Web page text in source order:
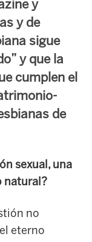
y
y de
sigue
y que la
cumplen el
de
sexual, una
natural?
no
eterno